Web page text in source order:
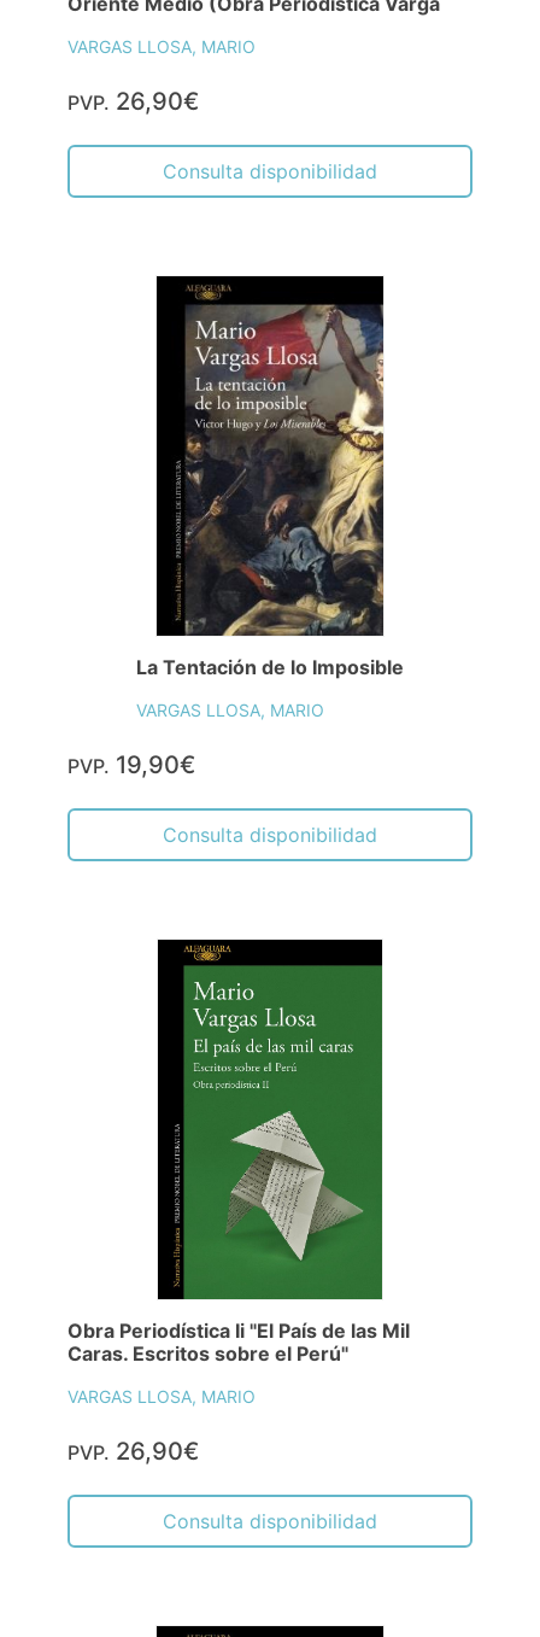
VARGAS LLOSA, MARIO
PVP. 26,90€
Consulta disponibilidad
La Tentación de lo Imposible
VARGAS LLOSA, MARIO
PVP. 19,90€
Consulta disponibilidad
Obra Periodística Ii "El País de las Mil
Caras. Escritos sobre el Perú"
VARGAS LLOSA, MARIO
PVP. 26,90€
Consulta disponibilidad